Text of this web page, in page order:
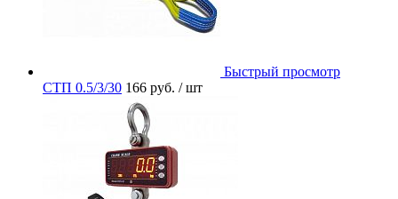
Быстрый просмотр
СТП 0.5/3/30 166 руб. / шт